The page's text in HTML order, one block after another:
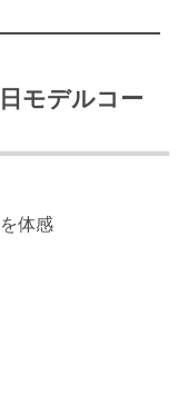
モデルコー
体感